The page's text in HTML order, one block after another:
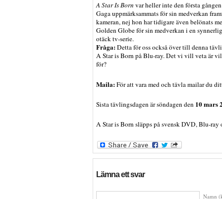
A Star Is Born var heller inte den första
Gaga uppmärksammats för sin medverkan
kameran, nej hon har tidigare även belönats
Golden Globe för sin medverkan i en
otäck tv-serie.
Fråga:Detta för oss också över till denna
A Star is Born på Blu-ray. Det vi vill veta är
för?
Maila:För att vara med och tävla mailar du
Sista tävlingsdagen är söndagen den 10 mars
A Star is Born släpps på svensk DVD, Blu-
Lämna ett svar
Namn